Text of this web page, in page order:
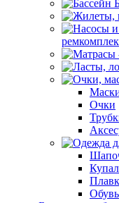
Очки
Обувь